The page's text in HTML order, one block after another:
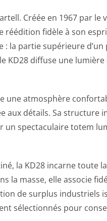
Créée en 1967 par le
réédition fidèle à son
la partie supérieure
KD28 diffuse une
une atmosphère
aux détails. Sa structure
un spectaculaire totem
la KD28 incarne toute
la masse, elle associe
de surplus industriels
sélectionnés pour